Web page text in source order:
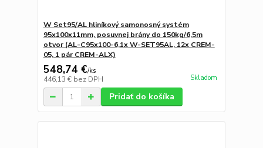
W Set95/AL hliníkový samonosný systém
95x100x11mm, posuvnej brány do 150kg/6,5m
otvor (AL-C95x100-6,1x W-SET95AL, 12x CREM-
05, 1 pár CREM-ALX)
548,74 €/ks
446,13 € bez DPH Skladom
Pridať do košíka